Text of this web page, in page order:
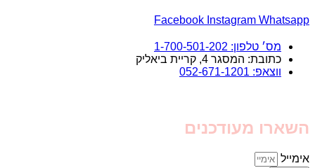
Facebook Instagram Whatsapp
מס׳ טלפון: 1-700-501-202
כתובת: המסגר 4, קריית ביאליק
ווצאפ: 052-671-1201
השארו מעודכנים
אימייל